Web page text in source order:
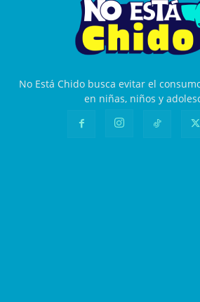
No Está Chido busca evitar el
en niñas, niños y